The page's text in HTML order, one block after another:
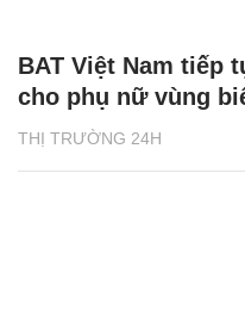
THỊ TRƯỜNG 24H
BAT Việt Nam tiếp
cho phụ nữ vùng